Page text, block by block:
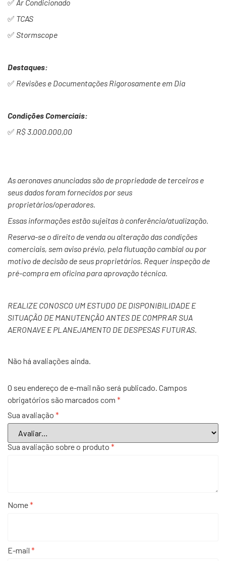
✅ Ar Condicionado
✅ TCAS
✅ Stormscope
Destaques:
✅ Revisões e Documentações Rigorosamente em Dia
Condições Comerciais:
✅ R$ 3.000.000,00
As aeronaves anunciadas são de propriedade de terceiros e
seus dados foram fornecidos por seus
proprietários/operadores.
Essas informações estão sujeitas à conferência/atualização.
Reserva-se o direito de venda ou alteração das condições
comerciais, sem aviso prévio, pela flutuação cambial ou por
motivo de decisão de seus proprietários. Requer inspeção de
pré-compra em oficina para aprovação técnica.
REALIZE CONOSCO UM ESTUDO DE DISPONIBILIDADE E
SITUAÇÃO DE MANUTENÇÃO ANTES DE COMPRAR SUA
AERONAVE EPLANEJAMENTO DE DESPESAS FUTURAS.
Não há avaliações ainda.
O seu endereço de e-mail não será publicado. Campos
obrigatórios são marcados com *
Sua avaliação *
Sua avaliação sobre o produto *
Nome*
E-mail *